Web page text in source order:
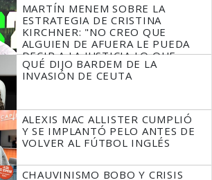
MARTÍN MENEM SOBRE LA
ESTRATEGIA DE CRISTINA
KIRCHNER: "NO CREO QUE
ALGUIEN DE AFUERA LE PUEDA
DECIR A LA JUSTICIA LO QUE
TIENE QUE HACER"
QUÉ DIJO BARDEM DE LA
INVASIÓN DE CEUTA
ALEXIS MAC ALLISTER CUMPLIÓ
Y SE IMPLANTÓ PELO ANTES DE
VOLVER AL FÚTBOL INGLÉS
CHAUVINISMO BOBO Y CRISIS